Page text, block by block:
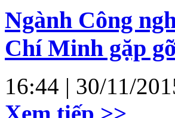
Ngành Công
Chí Minh gặp
16:44 | 30/11/